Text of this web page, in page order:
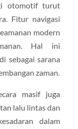
otomotif turut
Fitur navigasi
modern
Hal ini
sebagai sarana
zaman.
masif juga
lalu lintas dan
dalam